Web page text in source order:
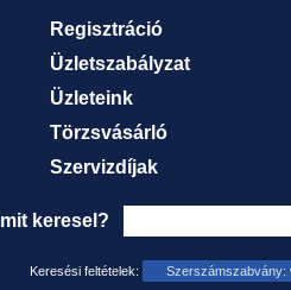
Regisztráció
Üzletszabályzat
Üzleteink
Törzsvásárló
Szervizdíjak
mit keresel?
Keresési feltételek: Szerszámszabvány: